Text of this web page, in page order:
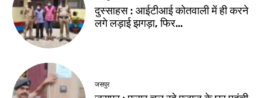
दुस्साहस : आईटीआई कोतवाली में ही करने
लगे लड़ाई झगड़ा, फिर…
जसपुर